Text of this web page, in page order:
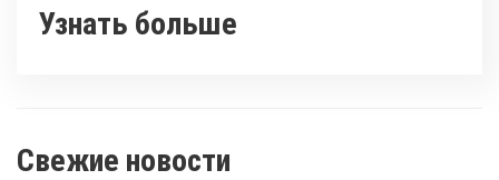
Узнать больше
Свежие новости